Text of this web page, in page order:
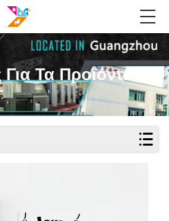
Τα Προϊόντα